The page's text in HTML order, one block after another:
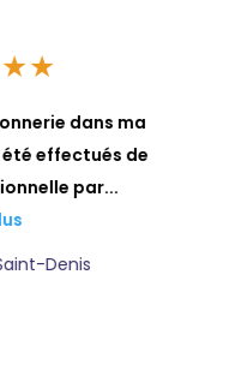
★
dans ma
effectués de
par...
Denis